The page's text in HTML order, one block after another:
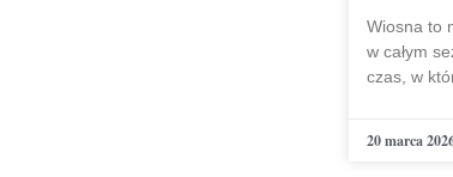
Wiosna to
w całym
czas, w
20 marca